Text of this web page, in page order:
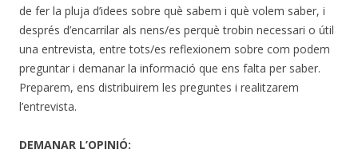
de fer la pluja d’idees sobre què sabem i què volem saber, i
després d’encarrilar als nens/es perquè trobin necessari o útil
una entrevista, entre tots/es reflexionem sobre com podem
preguntar i demanar la informació que ens falta per saber.
Preparem, ens distribuirem les preguntes i realitzarem
l’entrevista.
DEMANAR L’OPINIÓ: